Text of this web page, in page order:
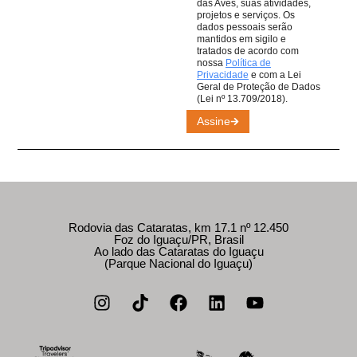
Assine
das Aves, suas atividades,
projetos e serviços. Os
dados pessoais serão
mantidos em sigilo e
tratados de acordo com
nossa Política de
Privacidade e com a Lei
Geral de Proteção de Dados
(Lei nº 13.709/2018).
Rodovia das Cataratas, km 17.1 nº 12.450
Foz do Iguaçu/PR, Brasil
Ao lado das Cataratas do Iguaçu
(Parque Nacional do Iguaçu)